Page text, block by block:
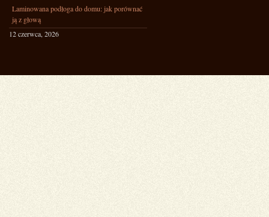
Laminowana podłoga do domu: jak porównać
ją z głową
12 czerwca, 2026